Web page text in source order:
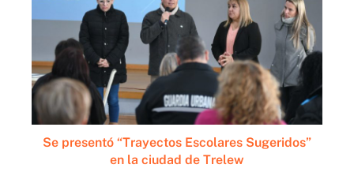
Se presentó “Trayectos Escolares Sugeridos”
en la ciudad de Trelew